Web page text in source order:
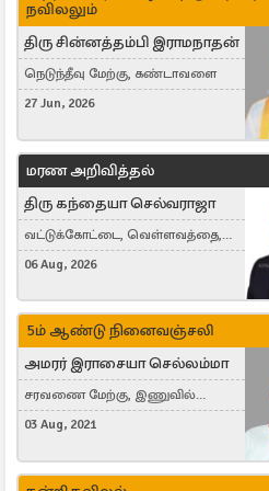
நவிலலும்
திரு சின்னத்தம்பி இராமநாதன்
நெடுந்தீவு மேற்கு, கண்டாவளை
27 Jun, 2026
மரண அறிவித்தல்
திரு கந்தையா செல்வராஜா
வட்டுக்கோட்டை, வெள்ளவத்தை,
Toronto, Canada
06 Aug, 2026
5ம் ஆண்டு நினைவஞ்சலி
அமரர் இராசையா செல்லம்மா
சரவணை மேற்கு, இணுவில்
கிழக்கு
03 Aug, 2021